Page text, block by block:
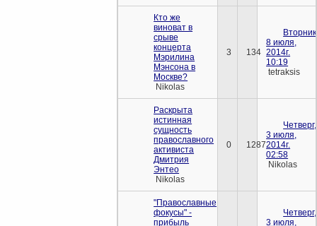
Кто же
виноват в
срыве
концерта
Мэрилина
Мэнсона в
Москве?
Nikolas
3 134
8 июля,
2014г.
10:19
tetraksis
Раскрыта
истинная
сущность
православного
активиста
Дмитрия
Энтео
Nikolas
0 1287
Четверг,
3 июля,
2014г.
02:58
Nikolas
"Православные
фокусы" -
прибыль
Четверг,
3 июля,